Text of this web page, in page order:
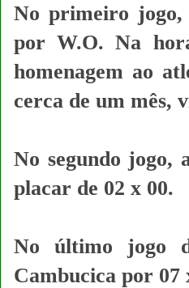
No primeiro
por W.O. Na
homenagem ao
cerca de um mês,
No segundo jogo,
placar de 02 x 00.
No último jogo
Cambucica por 07